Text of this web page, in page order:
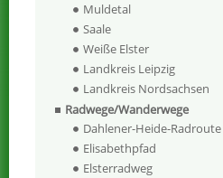
Muldetal
Saale
Weiße Elster
Landkreis Leipzig
Landkreis Nordsachsen
Radwege/Wanderwege
Dahlener-Heide-Radroute
Elisabethpfad
Elsterradweg